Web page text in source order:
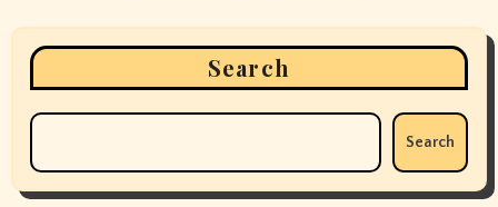
Search
Search